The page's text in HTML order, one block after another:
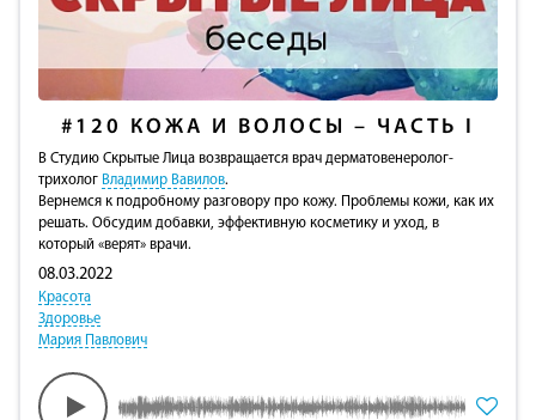
#120 КОЖА И ВОЛОСЫ – ЧАСТЬ I
В Студию Скрытые Лица возвращается врач дерматовенеролог-
трихолог Владимир Вавилов.
Вернемся к подробному разговору про кожу. Проблемы кожи, как их
решать. Обсудим добавки, эффективную косметику и уход, в
который «верят» врачи.
08.03.2022
Красота
Здоровье
Мария Павлович